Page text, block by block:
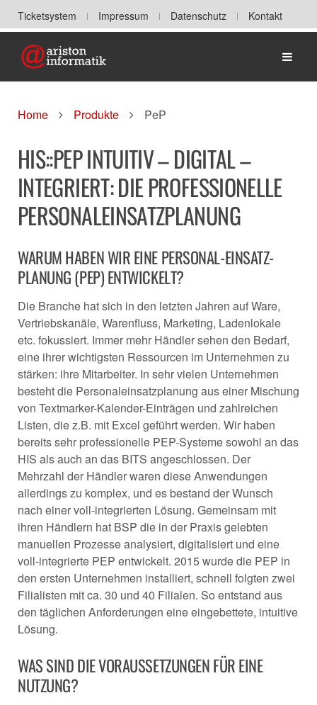
Ticketsystem Impressum Datenschutz
Kontakt
Home
Home Produkte PeP
HIS::PEP INTUITIV – DIGITAL –
INTEGRIERT: DIE PROFESSIONELLE
PERSONALEINSATZPLANUNG
WARUM HABEN WIR EINE PERSONAL-EINSATZ-
PLANUNG (PEP) ENTWICKELT?
Die Branche hat sich in den letzten Jahren auf Ware,
Vertriebskanäle, Warenfluss, Marketing, Ladenlokale
etc. fokussiert. Immer mehr Händler sehen den Bedarf,
eine ihrer wichtigsten Ressourcen im Unternehmen zu
stärken: ihre Mitarbeiter. In sehr vielen Unternehmen
besteht die Personaleinsatzplanung aus einer Mischung
von Textmarker-Kalender-Einträgen und zahlreichen
Listen, die z.B. mit Excel geführt werden. Wir haben
bereits sehr professionelle PEP-Systeme sowohl an das
HIS als auch an das BITS angeschlossen. Der
Mehrzahl der Händler waren diese Anwendungen
allerdings zu komplex, und es bestand der Wunsch
nach einer voll-integrierten Lösung. Gemeinsam mit
ihren Händlern hat BSP die in der Praxis gelebten
manuellen Prozesse analysiert, digitalisiert und eine
voll-integrierte PEP entwickelt. 2015 wurde die PEP in
den ersten Unternehmen installiert, schnell folgten zwei
Filialisten mit ca. 30 und 40 Filialen. So entstand aus
den täglichen Anforderungen eine eingebettete, intuitive
Lösung.
WAS SIND DIE VORAUSSETZUNGEN FÜR EINE
NUTZUNG?